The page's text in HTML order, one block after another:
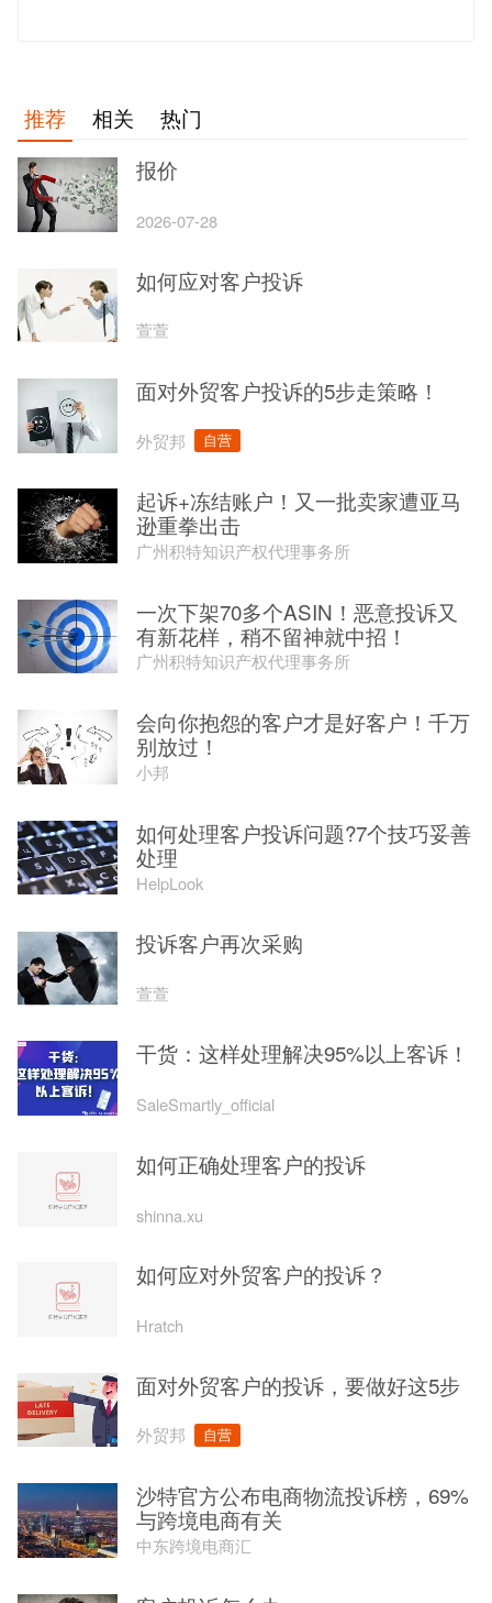
推荐 相关
热门
报价
2026-07-28
如何应对客户投诉
萱萱
面对外贸客户投诉的5步走策略！
外贸邦 自营
起诉+冻结账户！又一批卖家遭亚马
逊重拳出击
广州积特知识产权代理事务所
一次下架70多个ASIN！恶意投诉又
有新花样，稍不留神就中招！
广州积特知识产权代理事务所
会向你抱怨的客户才是好客户！千万
别放过！
小邦
如何处理客户投诉问题?7个技巧妥善
处理
HelpLook
投诉客户再次采购
萱萱
干货：这样处理解决95%以上客诉！
SaleSmartly_official
如何正确处理客户的投诉
shinna.xu
如何应对外贸客户的投诉？
Hratch
面对外贸客户的投诉，要做好这5步
外贸邦 自营
沙特官方公布电商物流投诉榜，69%
与跨境电商有关
中东跨境电商汇